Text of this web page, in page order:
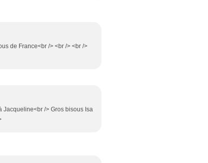
de France<br /> <br /> <br />
Jacqueline<br /> Gros bisous Isa